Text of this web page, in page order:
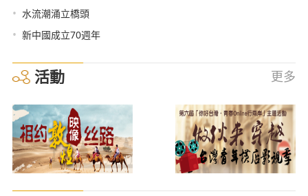
• 水流潮涌立橋頭
• 新中國成立70週年
活動 更多